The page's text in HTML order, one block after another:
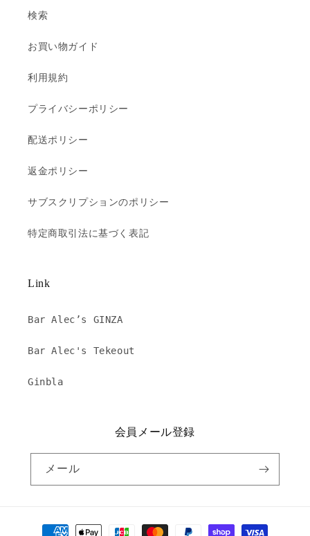
検索
お買い物ガイド
利用規約
プライバシーポリシー
配送ポリシー
返金ポリシー
サブスクリプションのポリシー
特定商取引法に基づく表記
Link
Bar Alec’s GINZA
Bar Alec's Tekeout
Ginbla
会員メール登録
メール
決